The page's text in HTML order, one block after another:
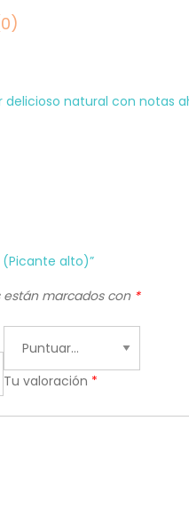
natural con notas
(Picante alto)”
están marcados con *
Tu valoración *